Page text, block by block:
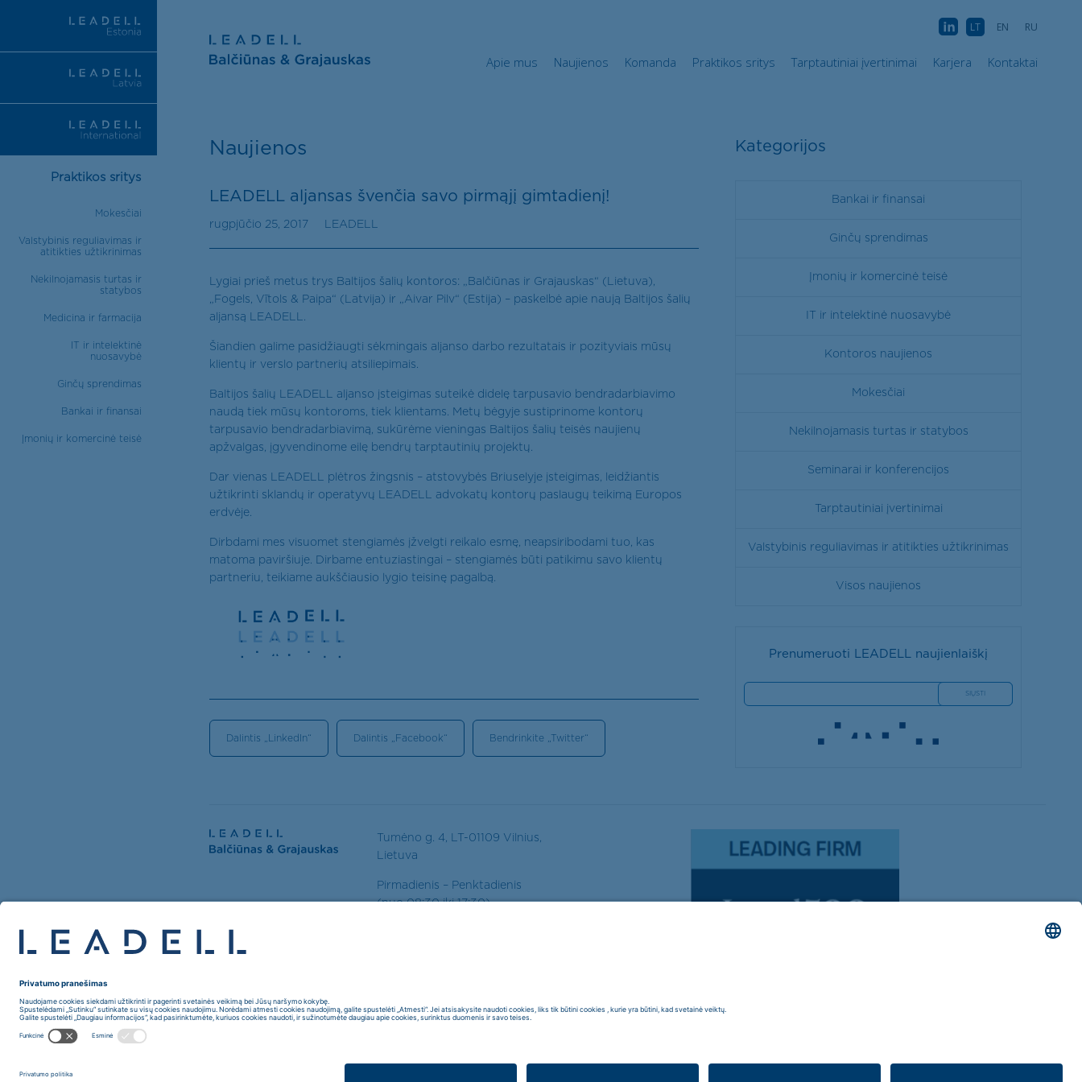
Karjera Kontaktai
Praktikos sritys
Mokesčiai
Valstybinis reguliavimas ir
atitikties užtikrinimas
Nekilnojamasis turtas ir
statybos
Medicina ir farmacija
IT ir intelektinė
nuosavybė
Ginčų sprendimas
Bankai ir finansai
Įmonių ir komercinė teisė
RU
EN
LT
AB
Apie mus Naujienos Komanda Praktikos sritys Tarptautiniai įvertinimai Karjera Kontaktai
Naujienos
LEADELL aljansas švenčia savo pirmąjį gimtadienį!
rugpjūčio 25, 2017 LEADELL
Lygiai prieš metus trys Baltijos šalių kontoros: „Balčiūnas ir Grajauskas“ (Lietuva),
„Fogels, Vītols & Paipa“ (Latvija) ir „Aivar Pilv“ (Estija) – paskelbė apie naują Baltijos šalių
aljansą LEADELL.
Šiandien galime pasidžiaugti sėkmingais aljanso darbo rezultatais ir pozityviais mūsų
klientų ir verslo partnerių atsiliepimais.
Baltijos šalių LEADELL aljanso įsteigimas suteikė didelę tarpusavio bendradarbiavimo
naudą tiek mūsų kontoroms, tiek klientams. Metų bėgyje sustiprinome kontorų
tarpusavio bendradarbiavimą, sukūrėme vieningas Baltijos šalių teisės naujienų
apžvalgas, įgyvendinome eilę bendrų tarptautinių projektų.
Dar vienas LEADELL plėtros žingsnis – atstovybės Briuselyje įsteigimas, leidžiantis
užtikrinti sklandų ir operatyvų LEADELL advokatų kontorų paslaugų teikimą Europos
erdvėje.
Dirbdami mes visuomet stengiamės įžvelgti reikalo esmę, neapsiribodami tuo, kas
matoma paviršiuje. Dirbame entuziastingai – stengiamės būti patikimu savo klientų
partneriu, teikiame aukščiausio lygio teisinę pagalbą.
Dalintis „LinkedIn“ Dalintis „Facebook“ Bendrinkite „Twitter“
Kategorijos
Bankai ir finansai
Ginčų sprendimas
Įmonių ir komercinė teisė
IT ir intelektinė nuosavybė
Kontoros naujienos
Mokesčiai
Nekilnojamasis turtas ir statybos
Seminarai ir konferencijos
Tarptautiniai įvertinimai
Valstybinis reguliavimas ir atitikties užtikrinimas
Visos naujienos
Prenumeruoti LEADELL naujienlaiškį
Tumėno g. 4, LT-01109 Vilnius,
Lietuva
Pirmadienis – Penktadienis
(nuo 08:30 iki 17:30)